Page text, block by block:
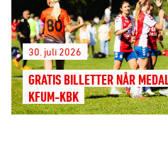
30. juli 2026
GRATIS BILLETTER NÅR
KFUM-KBK